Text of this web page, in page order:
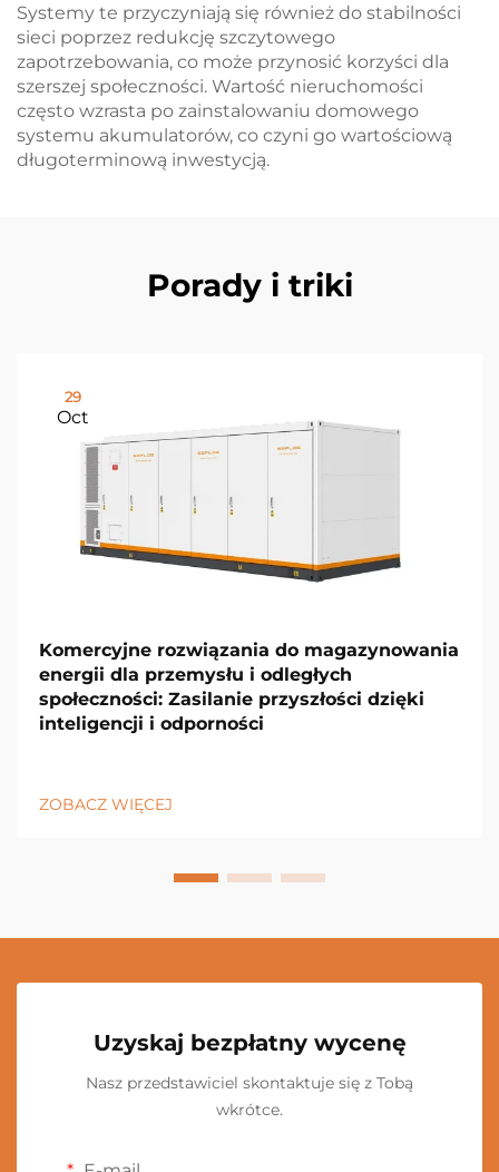
Systemy te przyczyniają się również do stabilności
sieci poprzez redukcję szczytowego
zapotrzebowania, co może przynosić korzyści dla
szerszej społeczności. Wartość nieruchomości
często wzrasta po zainstalowaniu domowego
systemu akumulatorów, co czyni go wartościową
długoterminową inwestycją.
Porady i triki
29
Oct
Komercyjne rozwiązania do magazynowania
energii dla przemysłu i odległych
społeczności: Zasilanie przyszłości dzięki
inteligencji i odporności
ZOBACZ WIĘCEJ
Uzyskaj bezpłatny wycenę
Nasz przedstawiciel skontaktuje się z Tobą
wkrótce.